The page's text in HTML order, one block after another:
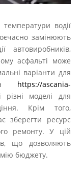
водії
замінюють
автовиробників,
асфальті може
варіанти для
https://ascania-
різні моделі для
Крім того,
зберегти ресурс
ремонту. У цій
що дозволяють
бюджету.